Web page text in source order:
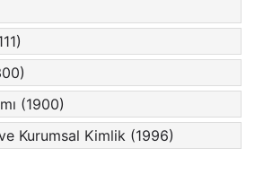
(1900)
Kurumsal Kimlik (1996)